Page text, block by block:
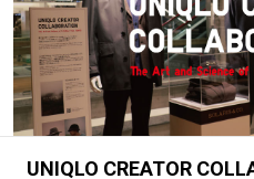
#ESSENTIAL DESIGNS
#NEW VINTAGE #マイ
#路地裏てぃーん。
#GH 銘品の所以 #フイ
#Commune H
UNIQLO CREATOR